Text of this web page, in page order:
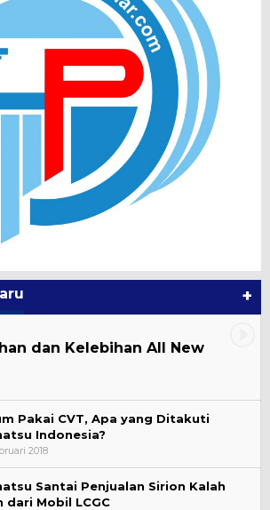
+
dan Kelebihan All New
Pakai CVT, Apa yang Ditakuti
Indonesia?
2018
Santai Penjualan Sirion Kalah
dari Mobil LCGC